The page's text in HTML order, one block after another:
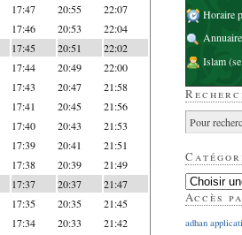
17:47 20:55 22:07
17:46 20:53 22:04
17:45 20:51 22:02
17:44 20:49 22:00
17:43 20:47 21:58
17:41 20:45 21:56
17:40 20:43 21:53
17:39 20:41 21:51
17:38 20:39 21:49
17:37 20:37 21:47
17:35 20:35 21:45
17:34 20:33 21:42
Horaire
Islam
Accès
adhan